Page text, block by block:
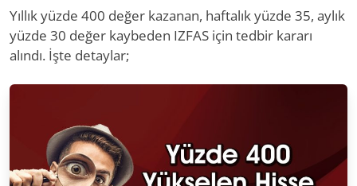
Yıllık yüzde 400 değer kazanan, haftalık yüzde 35, aylık
yüzde 30 değer kaybeden IZFAS için tedbir kararı
alındı. İşte detaylar;